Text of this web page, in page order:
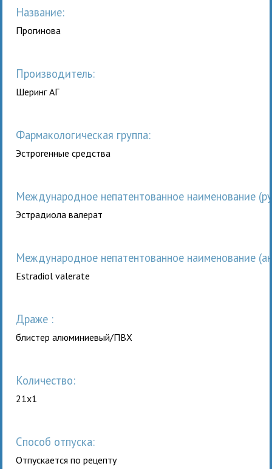
Название:
Прогинова
Производитель:
Шеринг АГ
Фармакологическая группа:
Эстрогенные средства
Международное непатентованное наименование
Эстрадиола валерат
Международное непатентованное наименование
Estradiol valerate
драже :
блистер алюминиевый/ПВХ
Количество:
21x1
Способ отпуска:
Отпускается по рецепту